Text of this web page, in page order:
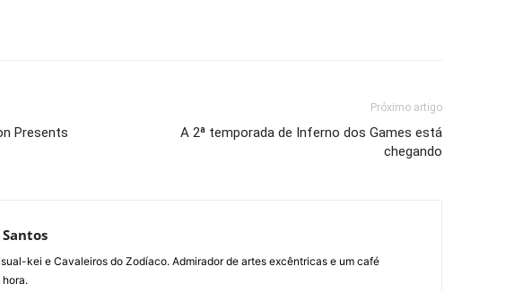
Presents
Próximo artigo
A 2ª temporada de Inferno dos Games está
chegando
kei e Cavaleiros do Zodíaco. Admirador de artes excêntricas e um café
hora.